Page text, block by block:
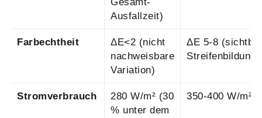
Ausfallzeit)
Farbechtheit
ΔE<2 (nicht
nachweisbare
Variation)
ΔE 5-8
Streifenbildung)
Stromverbrauch
280 W/m² (30
% unter dem
350-400 W/m²